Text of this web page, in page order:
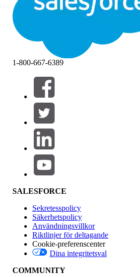
1-800-667-6389
SALESFORCE
Sekretesspolicy
Säkerhetspolicy
Användningsvillkor
Riktlinjer för deltagande
Cookie-preferenscenter
Dina integritetsval
COMMUNITY